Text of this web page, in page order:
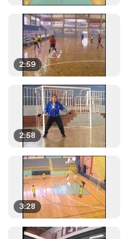
2:59
2:58
3:28